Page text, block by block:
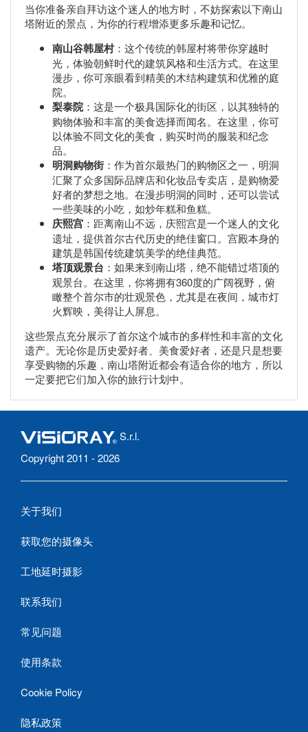
当你准备亲自拜访这个迷人的地方时，不妨探索以下南山
塔附近的景点，为你的行程增添更多乐趣和记忆。
南山谷韩屋村：这个传统的韩屋村将带你穿越时
光，体验朝鲜时代的建筑风格和生活方式。在这里
漫步，你可亲眼看到精美的木结构建筑和优雅的庭
院。
梨泰院：这是一个极具国际化的街区，以其独特的
购物体验和丰富的美食选择而闻名。在这里，你可
以体验不同文化的美食，购买时尚的服装和纪念
品。
明洞购物街 ：作为首尔最热门的购物区之一，明洞
汇聚了众多国际品牌店和化妆品专卖店，是购物爱
好者的梦想之地。在漫步明洞的同时，还可以尝试
一些美味的小吃，如炒年糕和鱼糕。
庆熙宫 ：距离南山不远，庆熙宫是一个迷人的文化
遗址，提供首尔古代历史的绝佳窗口。宫殿本身的
建筑是韩国传统建筑美学的绝佳典范。
塔顶观景台 ：如果来到南山塔，绝不能错过塔顶的
观景台。在这里，你将拥有360度的广阔视野，俯
瞰整个首尔市的壮观景色，尤其是在夜间，城市灯
火辉映，美得让人屏息。
这些景点充分展示了首尔这个城市的多样性和丰富的文化
遗产。无论你是历史爱好者、美食爱好者，还是只是想要
享受购物的乐趣，南山塔附近都会有适合你的地方，所以
一定要把它们加入你的旅行计划中。
S.r.l.
Copyright 2011 - 2026
关于我们
获取您的摄像头
工地延时摄影
联系我们
常见问题
使用条款
Cookie Policy
隐私政策